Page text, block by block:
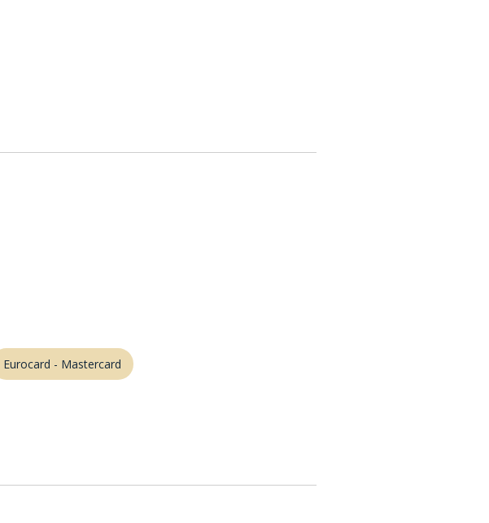
Eurocard - Mastercard